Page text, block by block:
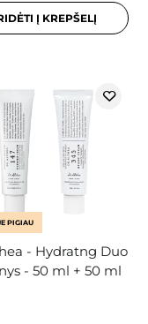
Į KREPŠELĮ
PIGIAU
- Hydratng Duo
- 50 ml + 50 ml